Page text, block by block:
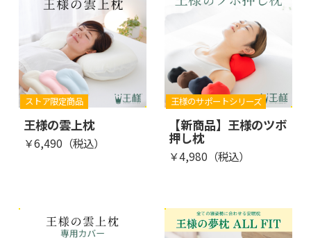
ストア限定商品
王様の雲上枕
￥6,490（税込）
王様のサポートシリーズ
【新商品】王様のツボ
押し枕
￥4,980（税込）